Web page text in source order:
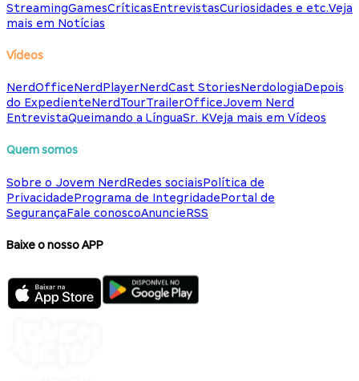
StreamingGamesCríticasEntrevistasCuriosidades e etc.Veja
mais em Notícias
Vídeos
NerdOfficeNerdPlayerNerdCast StoriesNerdologiaDepois
do ExpedienteNerdTourTrailerOfficeJovem Nerd
EntrevistaQueimando a LínguaSr. KVeja mais em Vídeos
Quem somos
Sobre o Jovem NerdRedes sociaisPolítica de
PrivacidadePrograma de IntegridadePortal de
SegurançaFale conoscoAnuncieRSS
Baixe o nosso APP